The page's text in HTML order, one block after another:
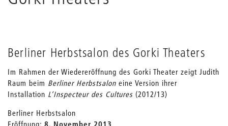
Webseite
Berliner Herbstsalon des Gorki Theaters
Im Rahmen der Wiedereröffnung des Gorki Theater zeigt Judith
Raum beim Berliner Herbstsalon eine Version ihrer
Installation L’Inspecteur des Cultures (2012/13)
Berliner Herbstsalon
Eröffnung: 8. November 2013